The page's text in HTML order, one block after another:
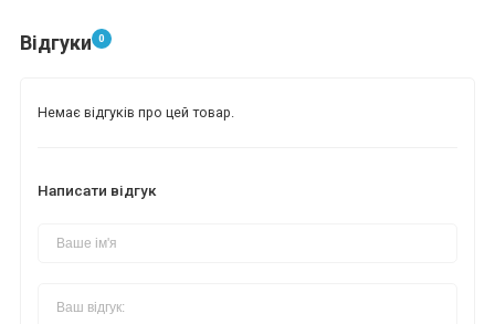
Відгуки 0
Немає відгуків про цей товар.
Написати відгук